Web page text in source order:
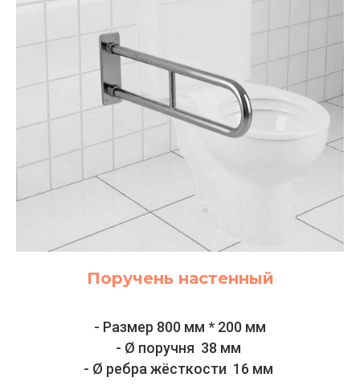
Поручень настенный
- Размер 800 мм * 200 мм
- Ø поручня 38 мм
- Ø ребра жёсткости 16 мм